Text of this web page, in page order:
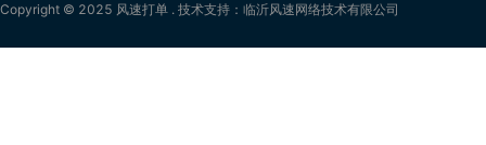
Copyright © 2025 风速打单 . 技术支持：临沂风速网络技术有限公司